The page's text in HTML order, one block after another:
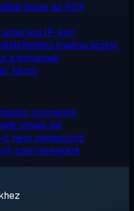
össze az RDP
amerikai IP-ken
trading asztal
a botjainak
távoli
csomagok
image-ed
nem megosztott
szerverenként